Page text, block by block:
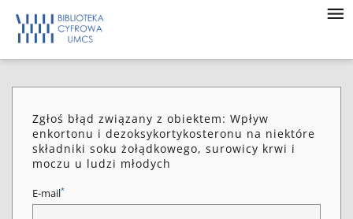
Zgłoś błąd związany z obiektem: Wpływ
enkortonu i dezoksykortykosteronu na niektóre
składniki soku żołądkowego, surowicy krwi i
moczu u ludzi młodych
E-mail*